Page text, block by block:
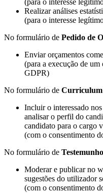
(para o interesse
Realizar análises
(para o interesse
No formulário de Pedido de
Enviar orçamentos
(para a execução de
GDPR)
No formulário de Curriculum
Incluir o interessado nos
analisar o perfil do
candidato para o cargo
(com o consentimento
No formulário de Testemunho
Moderar e publicar no
sugestões do utilizador
(com o consentimento